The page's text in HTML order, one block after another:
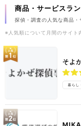
商品・サービスラ
探偵・調査の人気な商品・
※人気順について月間のサイト
そよ
暮らし